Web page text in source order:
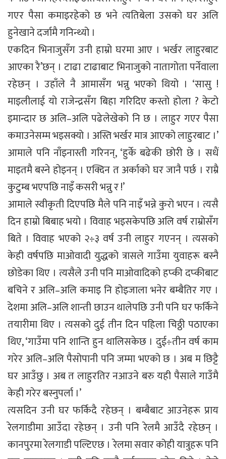
गएर पैसा कमाइरहेको छ भने त्यतिबेला उसको घर अलि
हुनेखाने दर्जामै गनिन्थ्यो ।
एकदिन भिनाजुसँग उनी हाम्रो घरमा आए । भर्खर लाहुरबाट
आएका रै’छन् । टाढा टाढाबाट भिनाजुको नातागोता पर्नेवाला
रहेछन् । उहाँले नै आमासँग भन्नु भएको थियो । ‘सासु !
माइलीलाई यो राजेन्द्रसँग बिहा गरिदिए कस्तो होला ? केटो
इमान्दार छ अलि–अलि पढेलेखेको नि छ । लाहुर गएर पैसा
कमाउनेसम्म भइसक्यो । अस्ति भर्खर मात्र आएको लाहुरबाट ।’
आमाले पनि नाँइनास्ती गरिनन्, ‘हुर्के बढेकी छोरी छे । सधैं
माइतमै बस्ने होइनन् । एक्दिन त अर्काको घर जानै पर्छ । राम्रै
कुटुम्ब भएपछि नाइँ कसरी भन्नु र !’
आमाले स्वीकृती दिएपछि मैले पनि नाइँ भन्ने कुरो भएन । त्यसै
दिन हाम्रो बिबाह भयो । विवाह भइसकेपछि अलि वर्ष राम्रोसँग
बिते । विवाह भएको २÷३ वर्ष उनी लाहुर गएनन् । त्यसको
केही वर्षपछि माओवादी युद्धको त्रासले गाउँमा युवाहरू बस्नै
छोडेका थिए । त्यसैले उनी पनि माओवादिको हप्की दप्कीबाट
बचिने र अलि–अलि कमाइ नि होइजाला भनेर बम्बैतिर गए ।
देशमा अलि–अलि शान्ती छाउन थालेपछि उनी पनि घर फर्किने
तयारीमा थिए । त्यसको दुई तीन दिन पहिला चिठ्ठी पठाएका
थिए, ‘गाउँमा पनि शान्ति हुन थालिसकेछ । दुई÷तीन वर्ष काम
गरेर अलि–अलि पैसोपानी पनि जम्मा भएको छ । अब म छिट्टै
घर आउँछु । अब त लाहुरतिर नआउने बरु यही पैसाले गाउँमै
केही गरेर बस्नुपर्ला ।’
त्यसदिन उनी घर फर्किदै रहेछन् । बम्बैबाट आउनेहरू प्राय
रेलगाडीमा आउँदा रहेछन् । उनी पनि रेलमै आउँदै रहेछन् ।
कानपुरमा रेलगाडी पल्टिएछ । रेलमा सवार कोही यात्रुहरू पनि